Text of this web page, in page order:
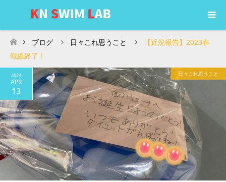
ホーム
ブログ 日々これ思うこと
【近況報告】2023春
戦線終了！
2023
APR
13
日々これ思うこと